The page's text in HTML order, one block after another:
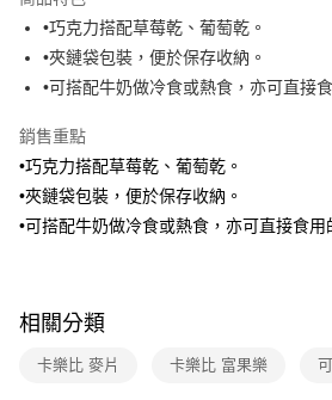
全家取貨付款
免運費
免運費
•巧克力搭配草莓乾、葡萄乾。
•夾鏈袋包裝，便於保存收納。
•可搭配牛奶做冷食或熱食，亦可直接
銷售重點
•巧克力搭配草莓乾、葡萄乾。
•夾鏈袋包裝，便於保存收納。
•可搭配牛奶做冷食或熱食，亦可直接食用
相關分類
卡樂比 麥片 卡樂比 富果樂